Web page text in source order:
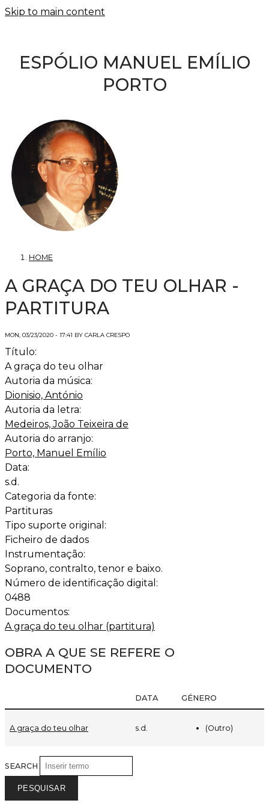
Skip to main content
ESPÓLIO MANUEL EMÍLIO
PORTO
HOME
A GRAÇA DO TEU OLHAR -
PARTITURA
MON, 03/23/2020 - 17:41 BY CARLA CRESPO
Título:
A graça do teu olhar
Autoria da música:
Dionisio, António
Autoria da letra:
Medeiros, João Teixeira de
Autoria do arranjo:
Porto, Manuel Emílio
Data:
s.d.
Categoria da fonte:
Partituras
Tipo suporte original:
Ficheiro de dados
Instrumentação:
Soprano, contralto, tenor e baixo.
Número de identificação digital:
0488
Documentos:
A graça do teu olhar (partitura)
OBRA A QUE SE REFERE O
DOCUMENTO
DATA GÉNERO
A graça do teu olhar s.d. (Outro)
SEARCH